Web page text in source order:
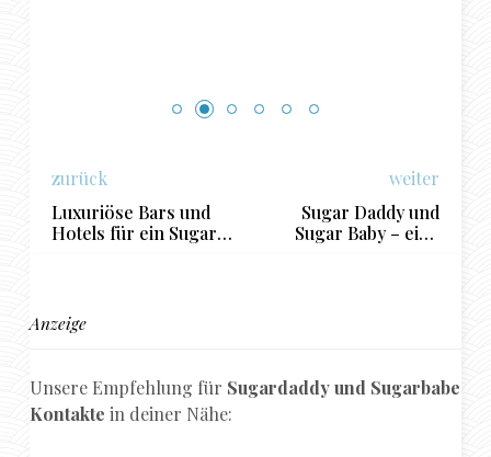
zurück
Luxuriöse Bars und
Hotels für ein Sugar-
weiter
Sugar Daddy und
Sugar Baby – eine
Anzeige
Unsere Empfehlung für Sugardaddy und Sugarbabe
Kontakte in deiner Nähe: